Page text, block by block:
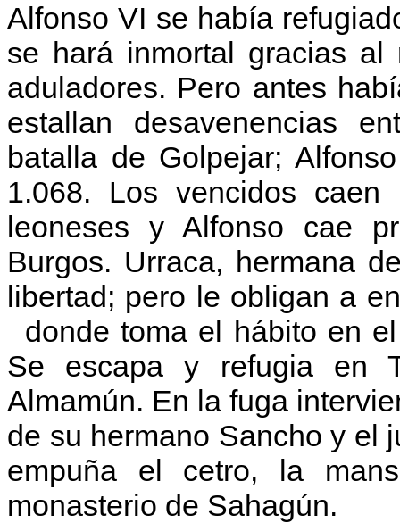
Alfonso VI se había
se hará inmortal gracias al
aduladores. Pero antes
estallan desavenencias
batalla de Golpejar;
1.068. Los vencidos
leoneses y Alfonso cae
Burgos. Urraca, hermana
libertad; pero le obligan a
donde toma el hábito en
Se escapa y refugia en
Almamún. En la fuga
de su hermano Sancho y el
empuña el cetro, la
monasterio de Sahagún.